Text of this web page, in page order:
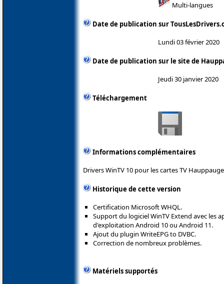
Multi-langues
Date de publication sur
Lundi 03 février 2020
Date de publication sur le site de
Jeudi 30 janvier 2020
Téléchargement
Informations complémentaires
Drivers WinTV 10 pour les cartes TV
Historique de cette version
Certification Microsoft WHQL.
Support du logiciel WinTV Extend avec les
d'exploitation Android 10 ou Android 11.
Ajout du plugin WriteEPG to DVBC.
Correction de nombreux problèmes.
Matériels supportés